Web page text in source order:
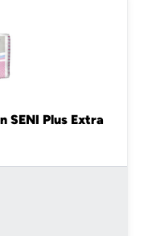
SENI Plus Extra